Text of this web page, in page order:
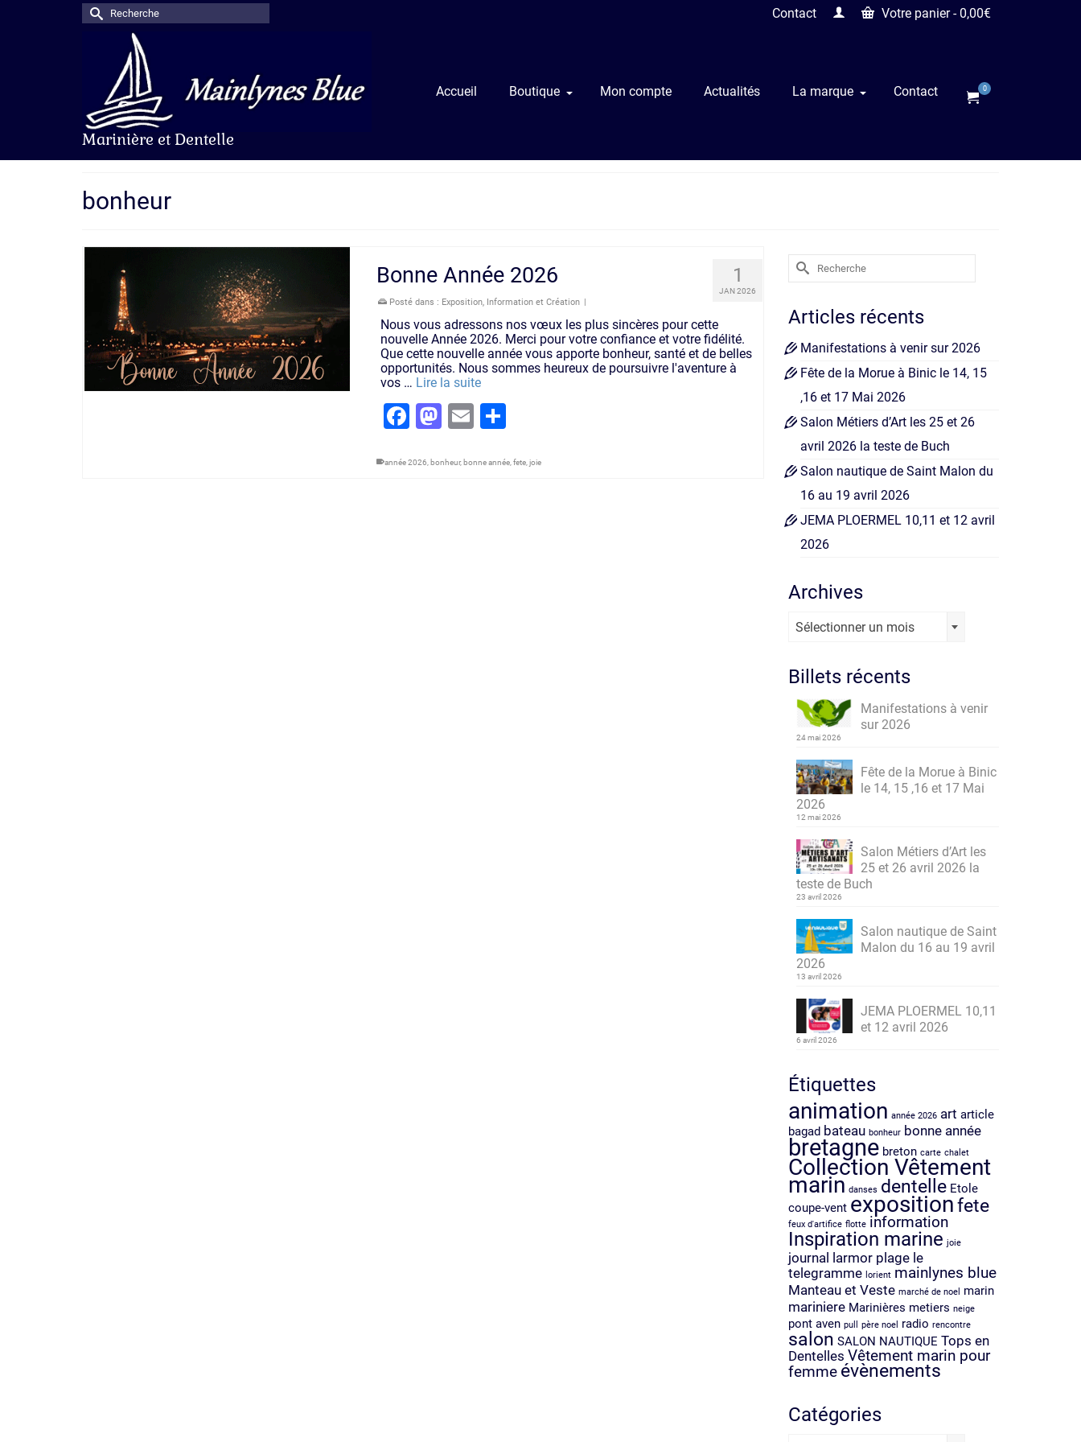
Contact Votre panier- 0,00€
Rechercher :
Marinière et Dentelle
Accueil Boutique Mon compte Actualités La marque Contact 0
bonheur
1
JAN 2026
Bonne Année 2026
Posté dans : Exposition, Information et Création |
Nous vous adressons nos vœux les plus sincères pour cette
nouvelle Année 2026. Merci pour votre confiance et votre fidélité.
Que cette nouvelle année vous apporte bonheur, santé et de belles
opportunités. Nous sommes heureux de poursuivre l'aventure à
vos … Lire la suite
Facebook
Mastodon
EmailPartager
année 2026 bonheur, bonne année, fete, joie
Rechercher :
Articles récents
Manifestations à venir sur 2026
Fête de la Morue à Binic le 14, 15
,16 et 17 Mai 2026
Salon Métiers d’Art les 25 et 26
avril 2026 la teste de Buch
Salon nautique de Saint Malon du
16 au 19 avril 2026
JEMA PLOERMEL 10,11 et 12 avril
2026
Archives
Sélectionner un mois
Billets récents
Manifestations à venir
sur 2026
24 mai 2026
Fête de la Morue à Binic
le 14, 15 ,16 et 17 Mai
2026
12 mai 2026
Salon Métiers d’Art les
25 et 26 avril 2026 la
teste de Buch
23 avril 2026
Salon nautique de Saint
Malon du 16 au 19 avril
2026
13 avril 2026
JEMA PLOERMEL 10,11
et 12 avril 2026
6 avril 2026
Étiquettes
animation année 2026 art article
bagad bateau bonheur bonne année
bretagne breton carte chalet
Collection Vêtement
marin danses dentelle Etole
coupe-vent expositionfete
feux d'artifice flotte information
Inspiration marine joie
journal larmor plage le
telegramme lorient mainlynes blue
Manteau et Veste marché de noel marin
mariniere Marinières metiers neige
pont aven pull père noel radio rencontre
salon SALON NAUTIQUE Tops en
Dentelles Vêtement marin pour
femme évènements
Catégories